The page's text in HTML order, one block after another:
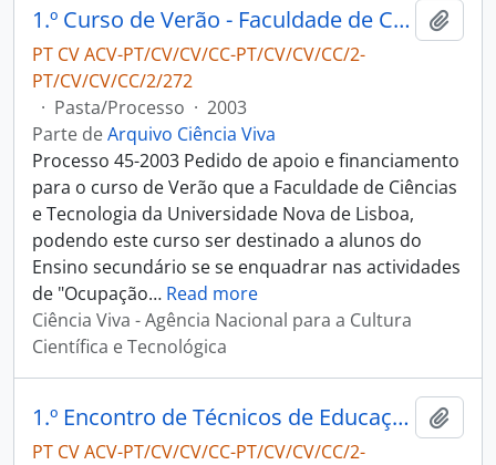
1.º Curso de Verão - Faculdade de Ciências e Tecnologia da Universidade Nova de Lisboa
PT CV ACV-PT/CV/CV/CC-PT/CV/CV/CC/2-
PT/CV/CV/CC/2/272
· Pasta/Processo · 2003
Parte deArquivo Ciência Viva
Processo 45-2003 Pedido de apoio e financiamento
para o curso de Verão que a Faculdade de Ciências
e Tecnologia da Universidade Nova de Lisboa,
podendo este curso ser destinado a alunos do
Ensino secundário se se enquadrar nas actividades
de "Ocupação… Read more
Ciência Viva - Agência Nacional para a Cultura
Científica e Tecnológica
1.º Encontro de Técnicos de Educação Ambiental
PT CV ACV-PT/CV/CV/CC-PT/CV/CV/CC/2-